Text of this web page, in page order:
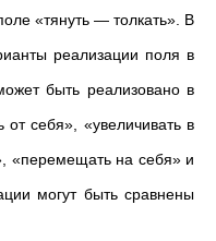
«тянуть — толкать» . В
реализации поля в
быть реализовано в
от себя» , «увеличивать в
, «перемещать на себя»и
могут быть сравнены